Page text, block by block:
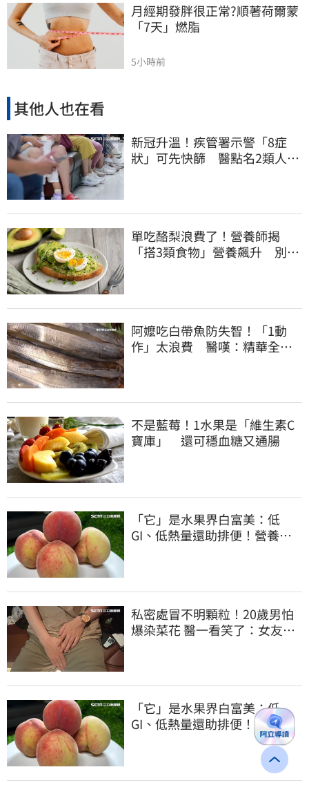
月經期發胖很正常?順著荷爾蒙
「7天」燃脂
5小時前
其他人也在看
新冠升溫！疾管署示警「8症
狀」可先快篩 醫點名2類人重
單吃酪梨浪費了！營養師揭
「搭3類食物」營養飆升 別再
阿嬤吃白帶魚防失智！「1動
作」太浪費 醫嘆：精華全沒
不是藍莓！1水果是「維生素C
寶庫」 還可穩血糖又通腸
「它」是水果界白富美：低
GI、低熱量還助排便！營養師
私密處冒不明顆粒！20歲男怕
爆染菜花 醫一看笑了：女友常
「它」是水果界白富美：低
GI、低熱量還助排便！營養師